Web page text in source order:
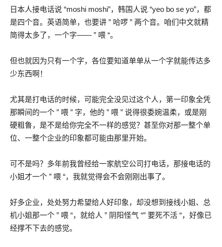
日本人接电话说 “moshi moshi”，韩国人说 “yeo bo se yo”，都
是四个音。英语简单，也要讲 ” 哈啰 ” 两个音。咱们中文就精
简得太多了，一个字—— ” 喂 “。
但也就因为只有一个字，各位要知道单单从一个字就能传达多
少东西啊！
尤其是打电话的时候，可能完全没见过这个人，第一印象全凭
那瞬间的一个 ” 喂 ” 字，他的 ” 喂 ” 说得很委婉温柔，或是刚
硬粗鲁，是不是给你完全不一样的感觉？甚至你对那一整个单
位、一整个企业的印象都可能由那里开始。
可不是吗？多年前我曾经给一家航空公司打电话，那接电话的
小姐才一个 ” 喂 “，我就觉得会不会刚刚出事了。
好多企业，处处努力希望给人好印象，却没想到接线小姐、总
机小姐那一个 ” 喂 “，就给人 ” 阴阳怪气 “” 要死不活 “，好像已
经撑不下去的感觉。